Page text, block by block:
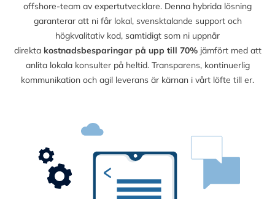
offshore-team av expertutvecklare. Denna hybrida lösning
garanterar att ni får lokal, svensktalande support och
högkvalitativ kod, samtidigt som ni uppnår
direkta kostnadsbesparingar på upp till 70%jämfört med att
anlita lokala konsulter på heltid. Transparens, kontinuerlig
kommunikation och agil leverans är kärnan i vårt löfte till er.